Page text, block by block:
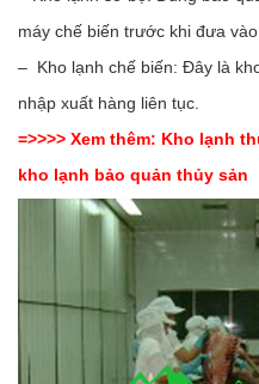
máy chế biến trước khi đưa
– Kho lạnh chế biến: Đây là
nhập xuất hàng liên tục.
=>>>> Xem thêm: Kho lạnh
kho lạnh bảo quản thủy sản